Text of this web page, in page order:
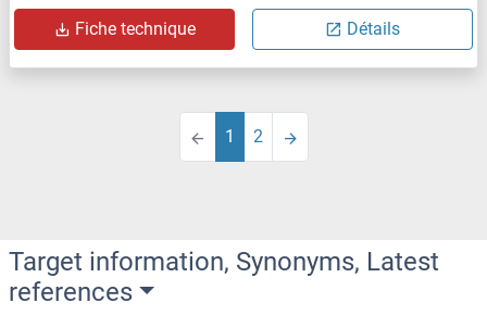
Fiche technique Détails
1 2
Target information, Synonyms, Latest
references